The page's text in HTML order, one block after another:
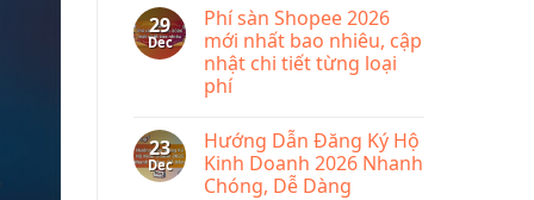
mọi
doanh
nghiệp
hiểu
phần
mềm
quản
lý
bán
on
Miễn
phí
bãi
bỏ
lệ
bài
từ
năm
2026
29
Dec
Phí sàn Shopee 2026
mới nhất bao nhiêu, cập
nhật chi tiết từng loại
phí
on
Phí
sàn
Shopee
23
Dec
Hướng Dẫn Đăng Ký Hộ
Kinh Doanh 2026 Nhanh
Chóng, Dễ Dàng